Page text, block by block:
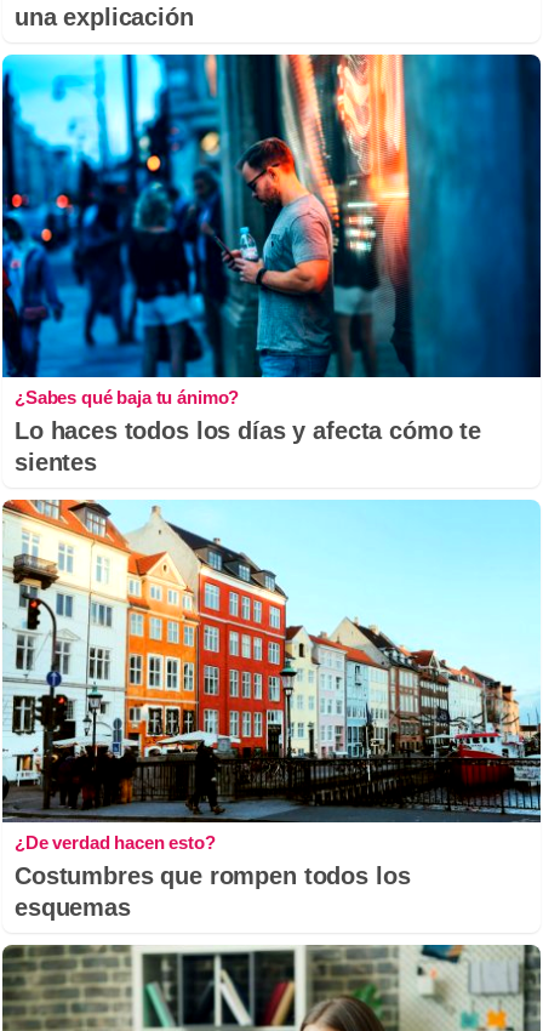
una explicación
¿Sabes qué baja tu ánimo?
Lo haces todos los días y afecta cómo te
sientes
¿De verdad hacen esto?
Costumbres que rompen todos los
esquemas